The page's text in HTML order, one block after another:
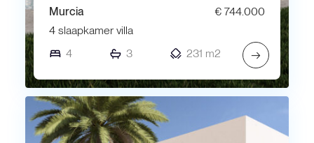
Murcia
€ 744.000
4 slaapkamer villa
4
3 231 m2 →